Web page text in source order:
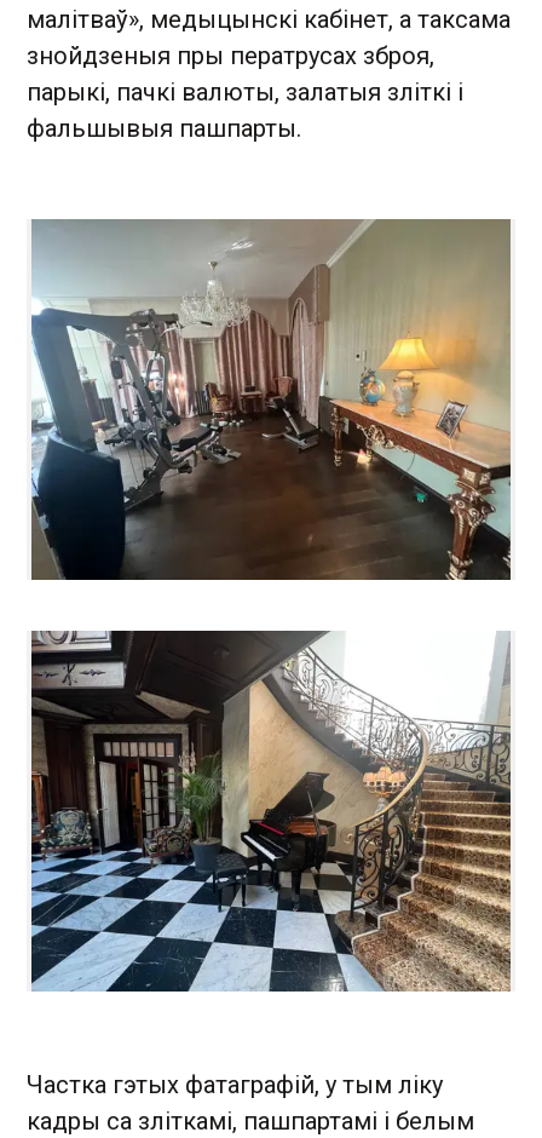
малітваў», медыцынскі кабінет, а таксама
знойдзеныя пры ператрусах зброя,
парыкі, пачкі валюты, залатыя зліткі і
фальшывыя пашпарты.
Частка гэтых фатаграфій, у тым ліку
кадры са зліткамі, пашпартамі і белым